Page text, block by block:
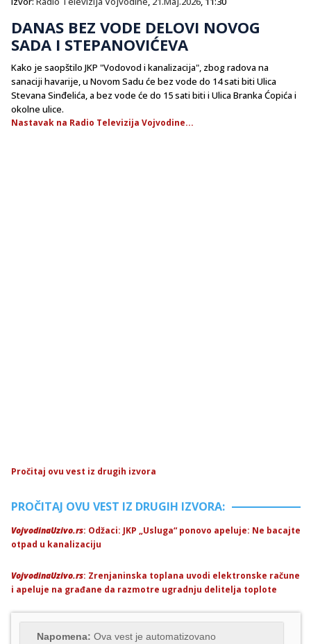
DANAS BEZ VODE DELOVI NOVOG
SADA I STEPANOVIĆEVA
Kako je saopštilo JKP "Vodovod i kanalizacija", zbog radova na
sanaciji havarije, u Novom Sadu će bez vode do 14 sati biti Ulica
Stevana Sinđelića, a bez vode će do 15 sati biti i Ulica Branka Ćopića i
okolne ulice.
Nastavak na Radio Televizija Vojvodine...
Pročitaj ovu vest iz drugih izvora
PROČITAJ OVU VEST IZ DRUGIH IZVORA:
VojvodinaUzivo.rs: Odžaci: JKP „Usluga“ ponovo apeluje: Ne bacajte
otpad u kanalizaciju
VojvodinaUzivo.rs: Zrenjaninska toplana uvodi elektronske račune
i apeluje na građane da razmotre ugradnju delitelja toplote
Napomena: Ova vest je automatizovano